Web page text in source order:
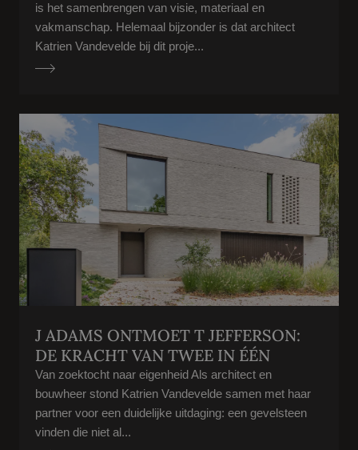
is het samenbrengen van visie, materiaal en
vakmanschap. Helemaal bijzonder is dat architect
Katrien Vandevelde bij dit proje...
J ADAMS ONTMOET T JEFFERSON:
DE KRACHT VAN TWEE IN ÉÉN
Van zoektocht naar eigenheid Als architect en
bouwheer stond Katrien Vandevelde samen met haar
partner voor een duidelijke uitdaging: een gevelsteen
vinden die niet al...